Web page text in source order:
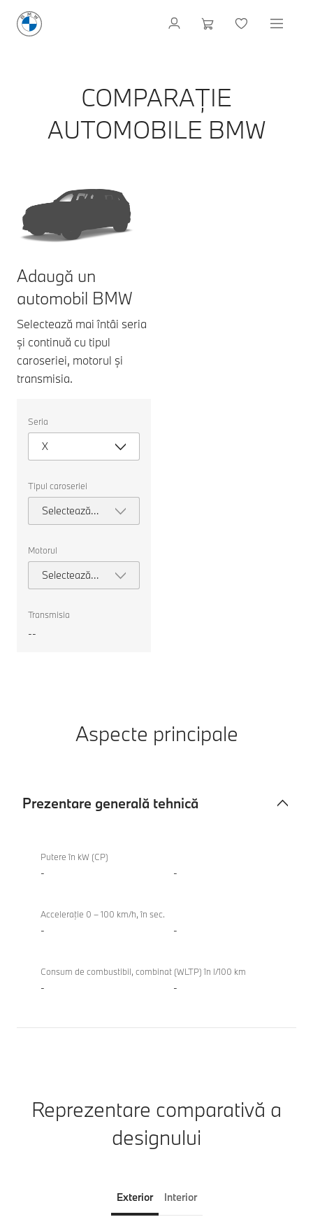
COMPARAȚIE
AUTOMOBILE BMW
Adaugă un
automobil BMW
Selectează mai întâi seria
și continuă cu tipul
caroseriei, motorul și
transmisia.
următoarele
proprietăți
pentru
a
o
mașină
pentru
comparație.
Seria
X
Tipul caroseriei
Selectează
tipul
Motorul
Selectează
motorul
Transmisia
--
Aspecte principale
Prezentare generală tehnică
generală
tehnică
Putere în kW (CP)
- -
Acceleraţie 0 – 100 km/h, în sec.
- -
Consum de combustibil, combinat (WLTP) în l/100 km
- -
Reprezentare comparativă a
designului
Exterior Interior